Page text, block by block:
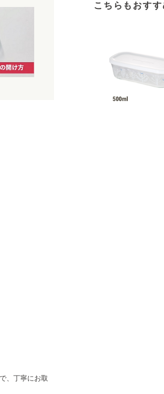
、丁寧にお取
こちらもおす